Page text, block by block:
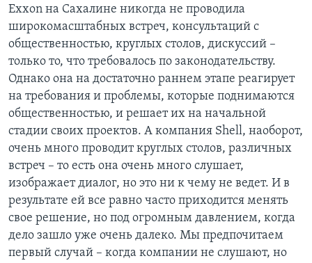
Exxon на Сахалине никогда не проводила
широкомасштабных встреч, консультаций с
общественностью, круглых столов, дискуссий –
только то, что требовалось по законодательству.
Однако она на достаточно раннем этапе реагирует
на требования и проблемы, которые поднимаются
общественностью, и решает их на начальной
стадии своих проектов. А компания Shell, наоборот,
очень много проводит круглых столов, различных
встреч – то есть она очень много слушает,
изображает диалог, но это ни к чему не ведет. И в
результате ей все равно часто приходится менять
свое решение, но под огромным давлением, когда
дело зашло уже очень далеко. Мы предпочитаем
первый случай – когда компании не слушают, но